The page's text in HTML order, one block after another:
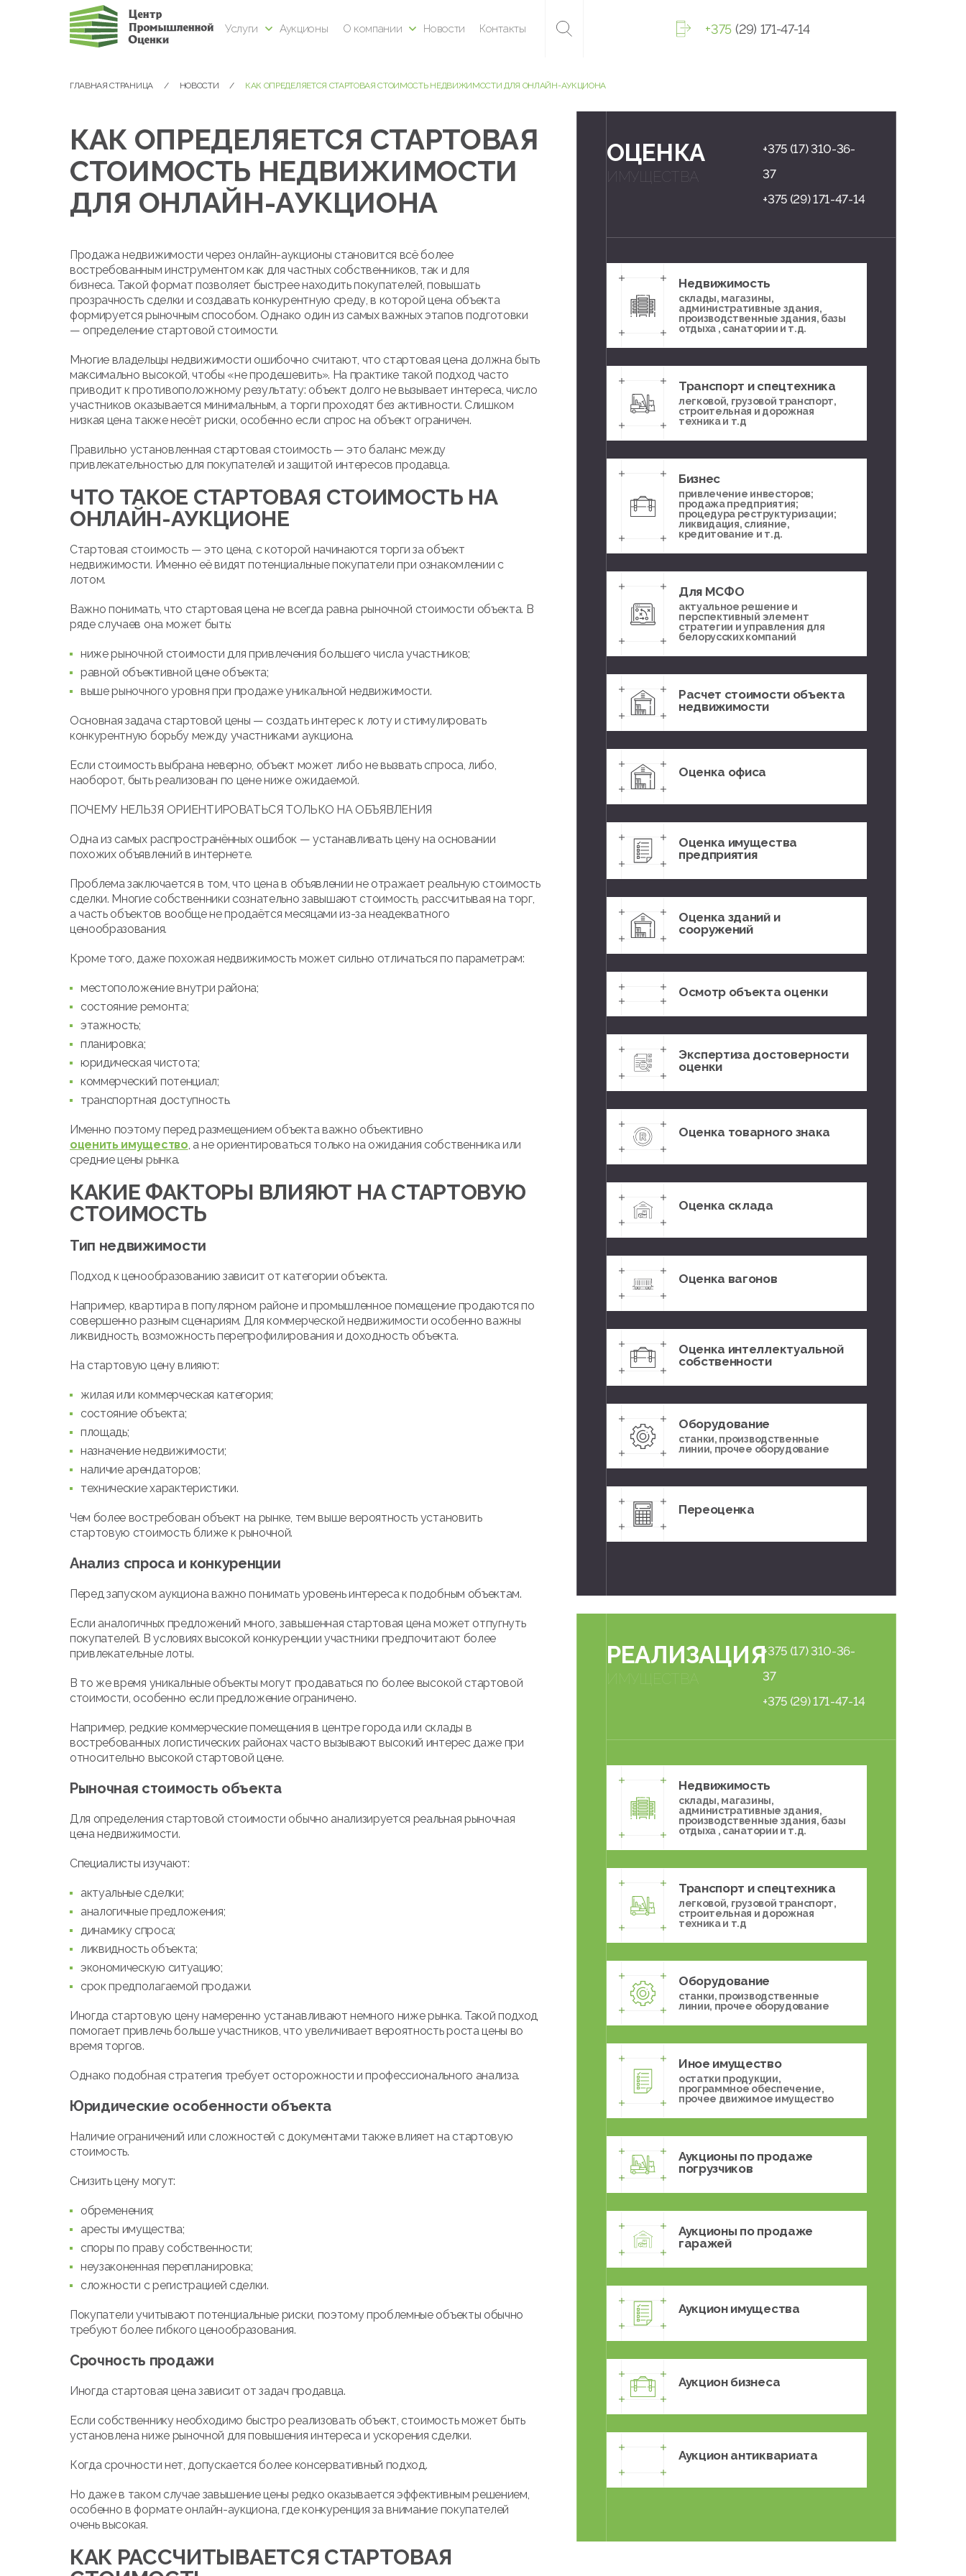
Услуги Аукционы О компании Новости Контакты +375 (29) 171-47-14
ГЛАВНАЯ СТРАНИЦА НОВОСТИ КАК ОПРЕДЕЛЯЕТСЯ СТАРТОВАЯ СТОИМОСТЬ НЕДВИЖИМОСТИ ДЛЯ ОНЛАЙН-АУКЦИОНА
КАК ОПРЕДЕЛЯЕТСЯ СТАРТОВАЯ
СТОИМОСТЬ НЕДВИЖИМОСТИ
ДЛЯ ОНЛАЙН-АУКЦИОНА
Продажа недвижимости через онлайн-аукционы становится всё более
востребованным инструментом как для частных собственников, так и для
бизнеса. Такой формат позволяет быстрее находить покупателей, повышать
прозрачность сделки и создавать конкурентную среду, в которой цена объекта
формируется рыночным способом. Однако один из самых важных этапов подготовки
— определение стартовой стоимости.
Многие владельцы недвижимости ошибочно считают, что стартовая цена должна быть
максимально высокой, чтобы «не продешевить». На практике такой подход часто
приводит к противоположному результату: объект долго не вызывает интереса, число
участников оказывается минимальным, а торги проходят без активности. Слишком
низкая цена также несёт риски, особенно если спрос на объект ограничен.
Правильно установленная стартовая стоимость — это баланс между
привлекательностью для покупателей и защитой интересов продавца.
ЧТО ТАКОЕ СТАРТОВАЯ СТОИМОСТЬ НА
ОНЛАЙН-АУКЦИОНЕ
Стартовая стоимость — это цена, с которой начинаются торги за объект
недвижимости. Именно её видят потенциальные покупатели при ознакомлении с
лотом.
Важно понимать, что стартовая цена не всегда равна рыночной стоимости объекта. В
ряде случаев она может быть:
ниже рыночной стоимости для привлечения большего числа участников;
равной объективной цене объекта;
выше рыночного уровня при продаже уникальной недвижимости.
Основная задача стартовой цены — создать интерес к лоту и стимулировать
конкурентную борьбу между участниками аукциона.
Если стоимость выбрана неверно, объект может либо не вызвать спроса, либо,
наоборот, быть реализован по цене ниже ожидаемой.
ПОЧЕМУ НЕЛЬЗЯ ОРИЕНТИРОВАТЬСЯ ТОЛЬКО НА ОБЪЯВЛЕНИЯ
Одна из самых распространённых ошибок — устанавливать цену на основании
похожих объявлений в интернете.
Проблема заключается в том, что цена в объявлении не отражает реальную стоимость
сделки. Многие собственники сознательно завышают стоимость, рассчитывая на торг,
а часть объектов вообще не продаётся месяцами из-за неадекватного
ценообразования.
Кроме того, даже похожая недвижимость может сильно отличаться по параметрам:
местоположение внутри района;
состояние ремонта;
этажность;
планировка;
юридическая чистота;
коммерческий потенциал;
транспортная доступность.
Именно поэтому перед размещением объекта важно объективно
оценить имущество, а не ориентироваться только на ожидания собственника или
средние цены рынка.
КАКИЕ ФАКТОРЫ ВЛИЯЮТ НА СТАРТОВУЮ
СТОИМОСТЬ
Тип недвижимости
Подход к ценообразованию зависит от категории объекта.
Например, квартира в популярном районе и промышленное помещение продаются по
совершенно разным сценариям. Для коммерческой недвижимости особенно важны
ликвидность, возможность перепрофилирования и доходность объекта.
На стартовую цену влияют:
жилая или коммерческая категория;
состояние объекта;
площадь;
назначение недвижимости;
наличие арендаторов;
технические характеристики.
Чем более востребован объект на рынке, тем выше вероятность установить
стартовую стоимость ближе к рыночной.
Анализ спроса и конкуренции
Перед запуском аукциона важно понимать уровень интереса к подобным объектам.
Если аналогичных предложений много, завышенная стартовая цена может отпугнуть
покупателей. В условиях высокой конкуренции участники предпочитают более
привлекательные лоты.
В то же время уникальные объекты могут продаваться по более высокой стартовой
стоимости, особенно если предложение ограничено.
Например, редкие коммерческие помещения в центре города или склады в
востребованных логистических районах часто вызывают высокий интерес даже при
относительно высокой стартовой цене.
Рыночная стоимость объекта
Для определения стартовой стоимости обычно анализируется реальная рыночная
цена недвижимости.
Специалисты изучают:
актуальные сделки;
аналогичные предложения;
динамику спроса;
ликвидность объекта;
экономическую ситуацию;
срок предполагаемой продажи.
Иногда стартовую цену намеренно устанавливают немного ниже рынка. Такой подход
помогает привлечь больше участников, что увеличивает вероятность роста цены во
время торгов.
Однако подобная стратегия требует осторожности и профессионального анализа.
Юридические особенности объекта
Наличие ограничений или сложностей с документами также влияет на стартовую
стоимость.
Снизить цену могут:
обременения;
аресты имущества;
споры по праву собственности;
неузаконенная перепланировка;
сложности с регистрацией сделки.
Покупатели учитывают потенциальные риски, поэтому проблемные объекты обычно
требуют более гибкого ценообразования.
Срочность продажи
Иногда стартовая цена зависит от задач продавца.
Если собственнику необходимо быстро реализовать объект, стоимость может быть
установлена ниже рыночной для повышения интереса и ускорения сделки.
Когда срочности нет, допускается более консервативный подход.
Но даже в таком случае завышение цены редко оказывается эффективным решением,
особенно в формате онлайн-аукциона, где конкуренция за внимание покупателей
очень высокая.
КАК РАССЧИТЫВАЕТСЯ СТАРТОВАЯ
ОЦЕНКА
ИМУЩЕСТВА
+375 (17) 310-36-
37
+375 (29) 171-47-14
Недвижимость
склады, магазины,
административные здания,
производственные здания, базы
отдыха , санатории и т.д.
Транспорт и спецтехника
легковой, грузовой транспорт,
строительная и дорожная
техника и т.д
Бизнес
привлечение инвесторов;
продажа предприятия;
процедура реструктуризации;
ликвидация, слияние,
кредитование и т.д.
Для МСФО
актуальное решение и
перспективный элемент
стратегии и управления для
белорусских компаний
Расчет стоимости объекта
недвижимости
Оценка офиса
Оценка имущества
предприятия
Оценка зданий и
сооружений
Осмотр объекта оценки
Экспертиза достоверности
оценки
Оценка товарного знака
Оценка склада
Оценка вагонов
Оценка интеллектуальной
собственности
Оборудование
станки, производственные
линии, прочее оборудование
Переоценка
РЕАЛИЗАЦИЯ
ИМУЩЕСТВА
+375 (17) 310-36-
37
+375 (29) 171-47-14
Недвижимость
склады, магазины,
административные здания,
производственные здания, базы
отдыха , санатории и т.д.
Транспорт и спецтехника
легковой, грузовой транспорт,
строительная и дорожная
техника и т.д
Оборудование
станки, производственные
линии, прочее оборудование
Иное имущество
остатки продукции,
программное обеспечение,
прочее движимое имущество
Аукционы по продаже
погрузчиков
Аукционы по продаже
гаражей
Аукцион имущества
Аукцион бизнеса
Аукцион антиквариата